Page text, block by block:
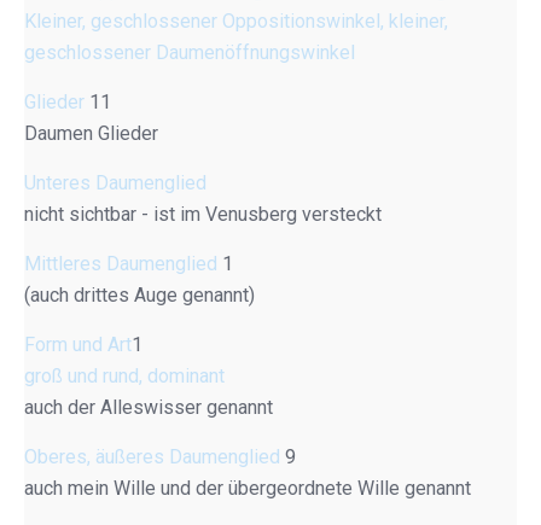
Kleiner, geschlossener Oppositionswinkel, kleiner,
geschlossener Daumenöffnungswinkel
Glieder 11
Daumen Glieder
Unteres Daumenglied
nicht sichtbar - ist im Venusberg versteckt
Mittleres Daumenglied 1
(auch drittes Auge genannt)
Form und Art1
groß und rund, dominant
auch der Alleswisser genannt
Oberes, äußeres Daumenglied 9
auch mein Wille und der übergeordnete Wille genannt